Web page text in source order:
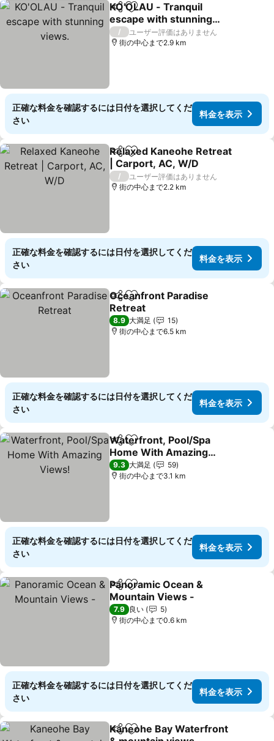
シェアお気に入りに追加
KO'OLAU - Tranquil
escape with stunning
views.
料金を表示
/
ユーザー評価はありません
街の中心まで2.9 km
正確な料金を確認するには日付を選択してくだ
さい
料金を表示
シェアお気に入りに追加
Relaxed Kaneohe Retreat
| Carport, AC, W/D
料金を表示
/
ユーザー評価はありません
街の中心まで2.2 km
正確な料金を確認するには日付を選択してくだ
さい
料金を表示
シェアお気に入りに追加
Oceanfront Paradise
Retreat
料金を表示
8.9 大満足
15
街の中心まで6.5 km
正確な料金を確認するには日付を選択してくだ
さい
料金を表示
シェアお気に入りに追加
Waterfront, Pool/Spa
Home With Amazing
Views!
料金を表示
9.3 大満足
59
街の中心まで3.1 km
正確な料金を確認するには日付を選択してくだ
さい
料金を表示
シェアお気に入りに追加
Panoramic Ocean &
Mountain Views -
料金を表示
7.9 良い
5
街の中心まで0.6 km
正確な料金を確認するには日付を選択してくだ
さい
料金を表示
シェアお気に入りに追加
Kaneohe Bay Waterfront